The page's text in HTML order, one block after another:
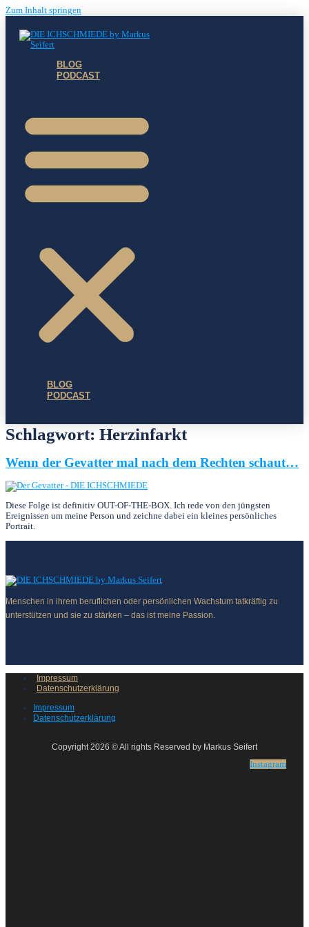
Zum Inhalt springen
BLOG
PODCAST
BLOG
PODCAST
Schlagwort: Herzinfarkt
Wenn der Gevatter mal nach dem Rechten schaut…
Diese Folge ist definitiv OUT-OF-THE-BOX. Ich rede von den jüngsten
Ereignissen um meine Person und zeichne dabei ein kleines persönliches
Portrait.
Menschen in ihrem beruflichen oder persönlichen Wachstum tatkräftig zu
unterstützen und sie zu stärken – das ist meine Passion.
Impressum
Datenschutzerklärung
Impressum
Datenschutzerklärung
Copyright 2026 © All rights Reserved by Markus Seifert
Instagram